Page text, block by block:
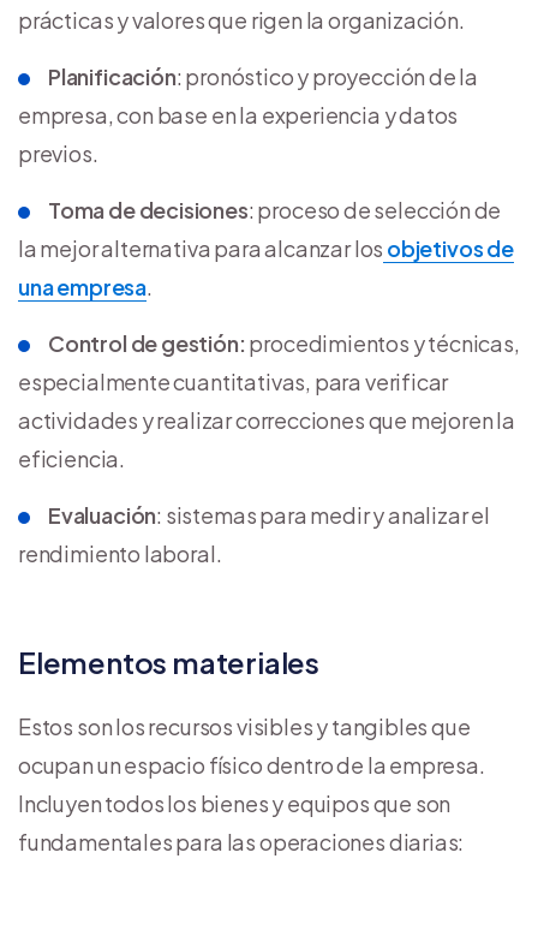
prácticas y valores que rigen la organización.
Planificación: pronóstico y proyección de la
empresa, con base en la experiencia y datos
previos.
Toma de decisiones: proceso de selección de
la mejor alternativa para alcanzar los objetivos de
una empresa.
Control de gestión: procedimientos y técnicas,
especialmente cuantitativas, para verificar
actividades y realizar correcciones que mejoren la
eficiencia.
Evaluación: sistemas para medir y analizar el
rendimiento laboral.
Elementos materiales
Estos son los recursos visibles y tangibles que
ocupan un espacio físico dentro de la empresa.
Incluyen todos los bienes y equipos que son
fundamentales para las operaciones diarias: